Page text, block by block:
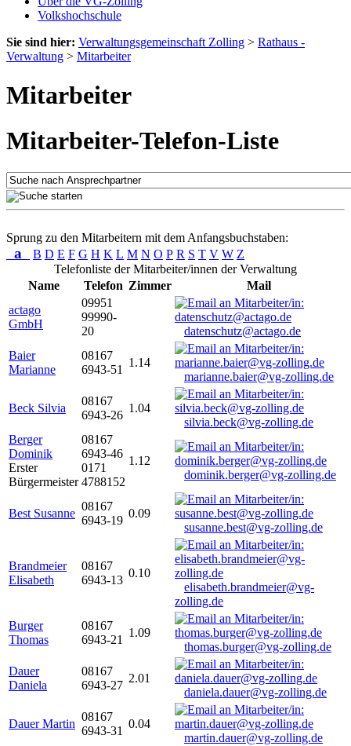
Volkshochschule
Sie sind hier: Verwaltungsgemeinschaft Zolling > Rathaus -
Verwaltung > Mitarbeiter
Mitarbeiter
Mitarbeiter-Telefon-Liste
Sprung zu den Mitarbeitern mit dem Anfangsbuchstaben:
a B D E F G H K L M N O P R S T V W Z
Telefonliste der Mitarbeiter/innen der Verwaltung
Name
Telefon Zimmer
Mail
actago
GmbH
09951
99990-
20
datenschutz@actago.de
Baier
Marianne
08167
6943-51
1.14
marianne.baier@vg-zolling.de
Beck Silvia
08167
6943-26
1.04
silvia.beck@vg-zolling.de
Berger
Dominik
Erster
Bürgermeister
08167
6943-46
0171
4788152
1.12
dominik.berger@vg-zolling.de
Best Susanne
08167
6943-19
0.09
susanne.best@vg-zolling.de
Brandmeier
Elisabeth
08167
6943-13
0.10
elisabeth.brandmeier@vg-
zolling.de
Burger
Thomas
08167
6943-21
1.09
thomas.burger@vg-zolling.de
Dauer
Daniela
08167
6943-27
2.01
daniela.dauer@vg-zolling.de
Dauer Martin
08167
6943-31
0.04
martin.dauer@vg-zolling.de